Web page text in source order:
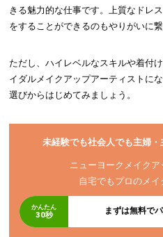
きる魅力的な仕事です。上質なドレ
をすることができるのもやりがいに繋
ただし、ハイレベルなスキルや着付
イダルメイクアップアーティストに
選びからはじめてみましょう。
未経験でも社会人でも主婦・
ニューヨークメイク
自宅でもプロのメ
かんたん
30秒 まずは無料で